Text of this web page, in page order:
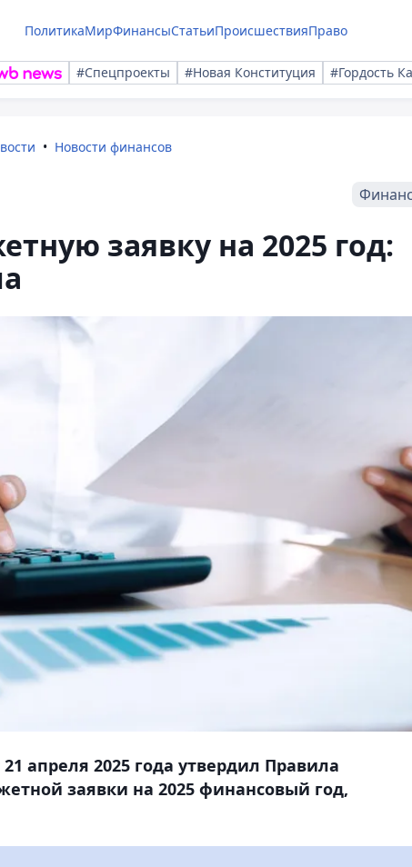
ПолитикаМирФинансыСтатьиПроисшествияПраво
#Спецпроекты #Новая Конституция #Гордость
Новости финансов
заявку на 2025 год:
апреля 2025 года утвердил Правила
заявки на 2025 финансовый год,